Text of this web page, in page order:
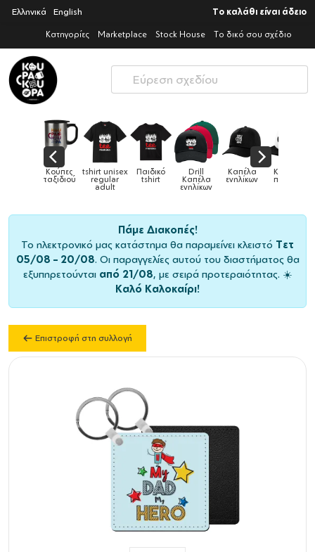
Ελληνικά English Το καλάθι είναι άδειο
Κατηγορίες Marketplace Stock House Το δικό σου σχέδιο
tshirt unisex
regular
Παιδικό
tshirt
Drill
Καπέλα
ενηλίκων
Καπέλα
ενηλίκων
Καπέλα
παιδικά Κούπες
Πάμε Διακοπές!
Το ηλεκτρονικό μας κατάστημα θα παραμείνει κλειστό Τετ
05/08 – 20/08. Οι παραγγελίες αυτού του διαστήματος θα
εξυπηρετούνται από 21/08, με σειρά προτεραιότητας. ☀️
Καλό Καλοκαίρι!
Επιστροφή στη συλλογή